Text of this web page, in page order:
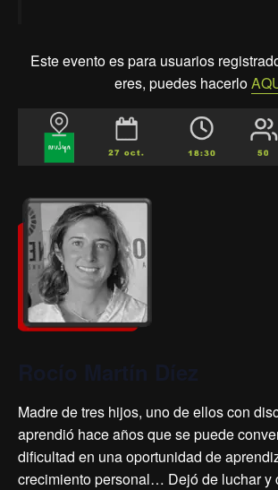
Este evento es para usuarios
eres, puedes hacerlo
Madre de tres hijos, uno de ellos con
aprendió hace años que se puede
dificultad en una oportunidad de
crecimiento personal… Dejó de luchar y